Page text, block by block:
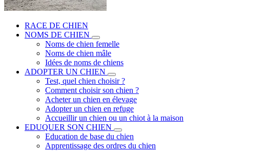
RACE DE CHIEN
NOMS DE CHIEN
Noms de chien femelle
Noms de chien mâle
Idées de noms de chiens
ADOPTER UN CHIEN
Test, quel chien choisir ?
Comment choisir son chien ?
Acheter un chien en élevage
Adopter un chien en refuge
Accueillir un chien ou un chiot à la maison
EDUQUER SON CHIEN
Education de base du chien
Apprentissage des ordres du chien